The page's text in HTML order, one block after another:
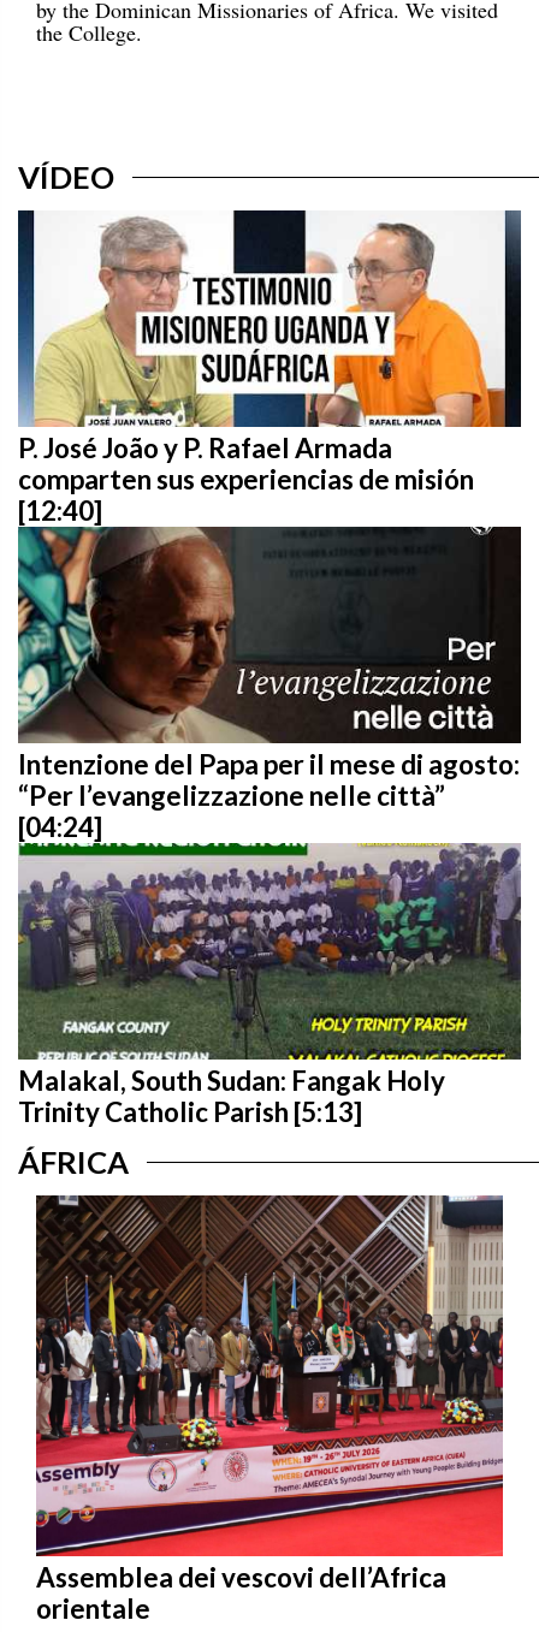
by the Dominican Missionaries of Africa. We visited
the College.
VÍDEO
P. José João y P. Rafael Armada
comparten sus experiencias de misión
[12:40]
Intenzione del Papa per il mese di agosto:
“Per l’evangelizzazione nelle città”
[04:24]
Malakal, South Sudan: Fangak Holy
Trinity Catholic Parish [5:13]
ÁFRICA
Assemblea dei vescovi dell’Africa
orientale